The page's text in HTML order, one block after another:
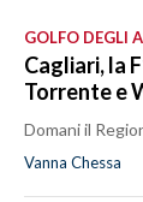
GOLFO DEGLI
Cagliari, la
Torrente e
Domani il
Vanna Chessa